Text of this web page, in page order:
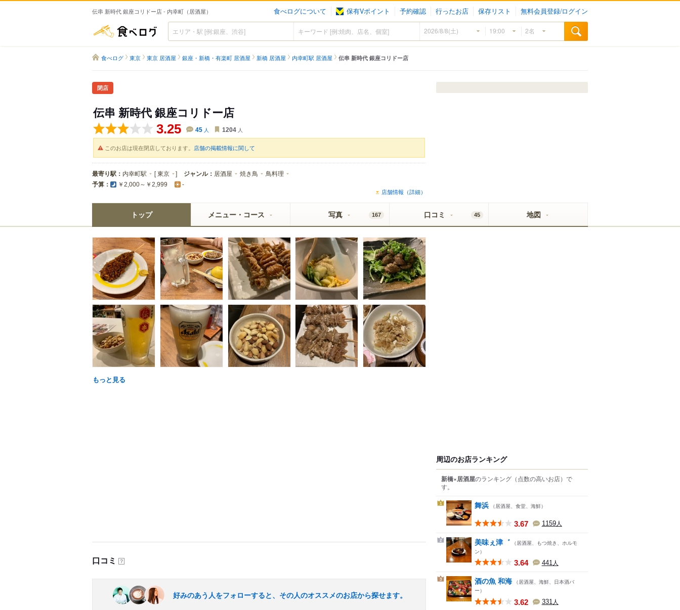
伝串 新時代 銀座コリドー店 - 内幸町（居酒屋） 食べログについて 保有Vポイント 予約確認 行ったお店 保存リスト 無料会員登録/ログイン
食べログ
食べログ 東京 東京 居酒屋 銀座・新橋・有楽町 居酒屋 新橋 居酒屋 内幸町駅 居酒屋 伝串 新時代 銀座コリドー店
閉店
伝串 新時代 銀座コリドー店
3.25 45 人 1204 人
このお店は現在閉店しております。 店舗の掲載情報に関して
最寄り駅： 内幸町駅 [東京 ] ジャンル： 居酒屋 焼き鳥 鳥料理
予算： ￥2,000～￥2,999 -
店舗情報（詳細）
トップ メニュー・コース 写真 167 口コミ 45 地図
もっと見る
口コミ ？
好みのあう人をフォローすると、その人のオススメのお店から探せます。
周辺のお店ランキング
新橋×居酒屋のランキング （点数の高いお店） で
す。
1 舞浜 （居酒屋、食堂、海鮮）
3.67 1159人
2 美味ぇ津゛ （居酒屋、もつ焼き、ホルモ
ン）
3.64 441 人
3 酒の魚 和海 （居酒屋、海鮮、日本酒バ
ー）
3.62 331人